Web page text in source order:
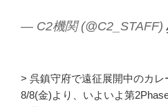
— C2機関 (@C2_STAFF)
> 呉鎮守府で遠征展開中のカレ
8/8(金)より、いよいよ第